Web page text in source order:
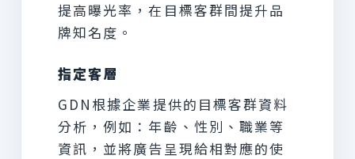
提高曝光率，在目標客群間提升品
牌知名度。
指定客層
GDN根據企業提供的目標客群資料
分析，例如：年齡、性別、職業等
資訊，並將廣告呈現給相對應的使